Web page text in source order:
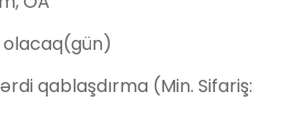
olacaq(gün)
qablaşdırma (Min. Sifariş: